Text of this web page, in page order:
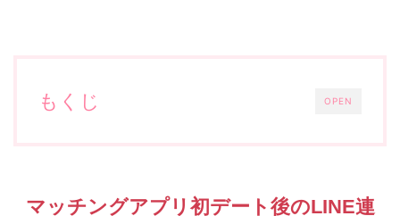
OPEN
もくじ
マッチングアプリ初デート後のLINE連